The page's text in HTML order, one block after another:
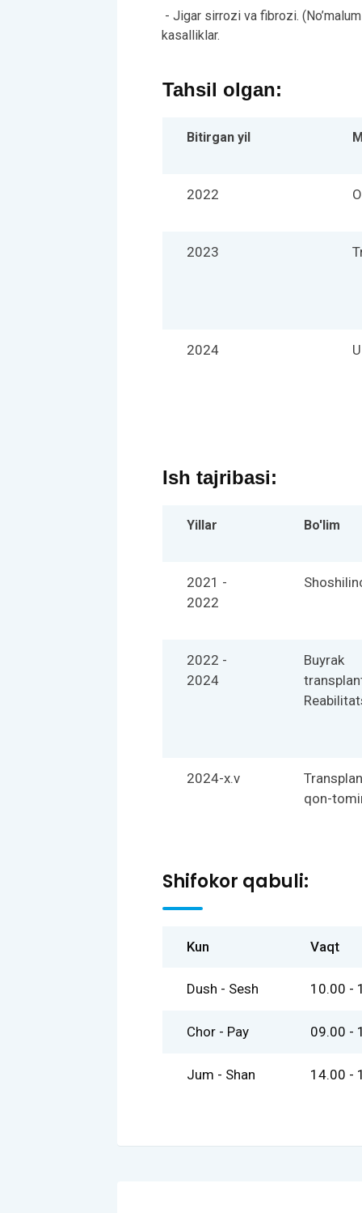
- Jigar sirrozi va fibrozi.
kasalliklar.
Tahsil olgan:
Bitirgan yil
2022
2023
2024
Ish tajribasi:
Yillar Bo'lim
2021 -
2022
2022 -
2024
Buyrak
2024-x.v
qon-
Shifokor qabuli:
Kun Vaqt
Dush - Sesh 10.00 -
Chor - Pay 09.00 -
Jum - Shan 14.00 -